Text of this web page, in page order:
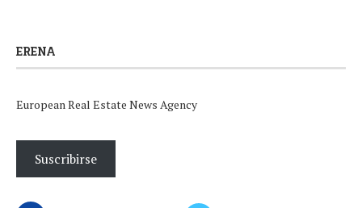
ERENA
European Real Estate News Agency
Suscribirse